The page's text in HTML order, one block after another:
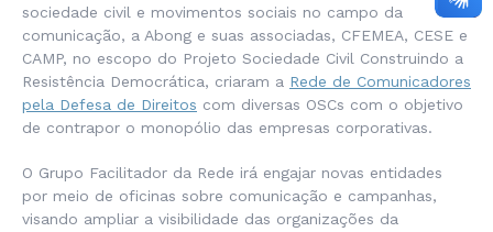
sociedade civil e movimentos sociais no campo da
comunicação, a Abong e suas associadas, CFEMEA, CESE e
CAMP, no escopo do Projeto Sociedade Civil Construindo a
Resistência Democrática, criaram a Rede de Comunicadores
pela Defesa de Direitos com diversas OSCs com o objetivo
de contrapor o monopólio das empresas corporativas.
O Grupo Facilitador da Rede irá engajar novas entidades
por meio de oficinas sobre comunicação e campanhas,
visando ampliar a visibilidade das organizações da